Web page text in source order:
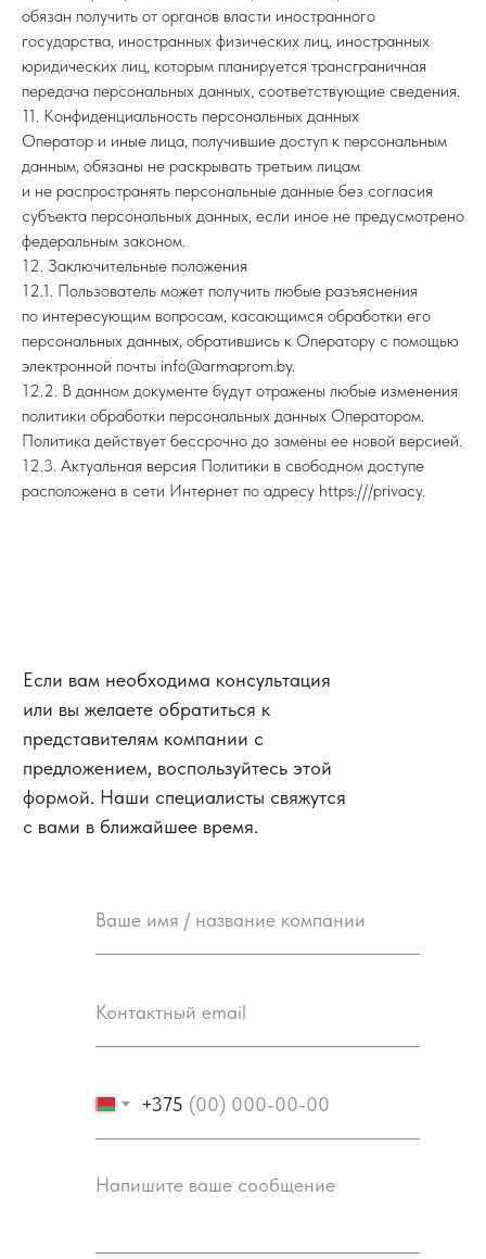
обязан получить от органов власти иностранного
государства, иностранных физических лиц, иностранных
юридических лиц, которым планируется трансграничная
передача персональных данных, соответствующие сведения.
11. Конфиденциальность персональных данных
Оператор и иные лица, получившие доступ к персональным
данным, обязаны не раскрывать третьим лицам
и не распространять персональные данные без согласия
субъекта персональных данных, если иное не предусмотрено
федеральным законом.
12. Заключительные положения
12.1. Пользователь может получить любые разъяснения
по интересующим вопросам, касающимся обработки его
персональных данных, обратившись к Оператору с помощью
электронной почты info@armaprom.by.
12.2. В данном документе будут отражены любые изменения
политики обработки персональных данных Оператором.
Политика действует бессрочно до замены ее новой версией.
12.3. Актуальная версия Политики в свободном доступе
расположена в сети Интернет по адресу https:///privacy.
Если вам необходима консультация
или вы желаете обратиться к
представителям компании с
предложением, воспользуйтесь этой
формой. Наши специалисты свяжутся
с вами в ближайшее время.
+375